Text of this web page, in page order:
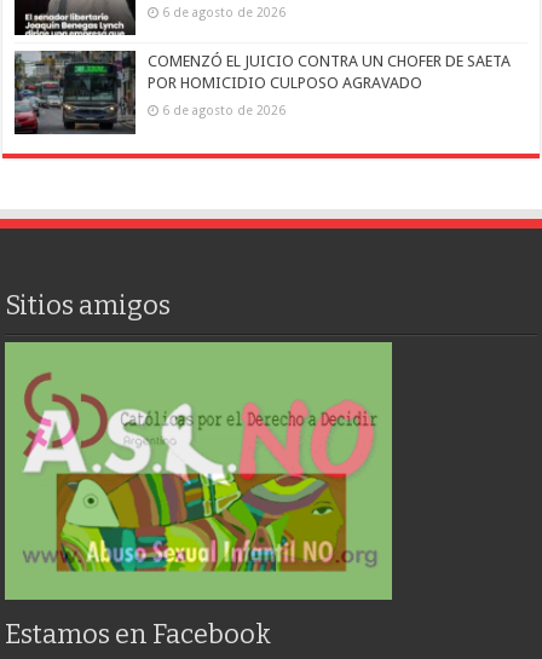
6 de agosto de 2026
COMENZÓ EL JUICIO CONTRA UN CHOFER DE SAETA
POR HOMICIDIO CULPOSO AGRAVADO
6 de agosto de 2026
Sitios amigos
Estamos en Facebook